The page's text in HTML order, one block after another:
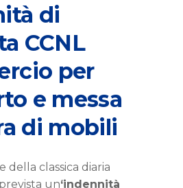
di
CCNL
per
e messa
di mobili
della classica diaria
un‘indennità